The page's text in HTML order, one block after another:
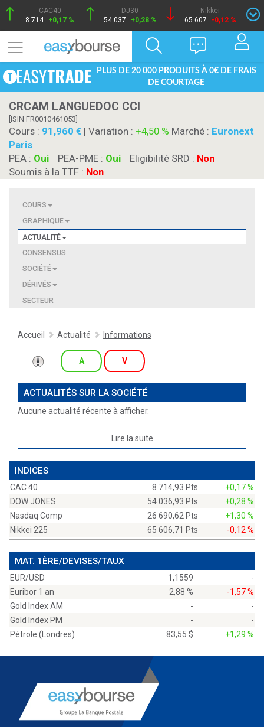
CAC40
8 714 +0,17 %
DJ30
54 037
+0,28 %
Nikkei
65 607
-0,12 %
PLUS DE 20 000 PRODUITS À 0€ DE FRAIS
DE COURTAGE
CRCAM LANGUEDOC CCI
[ISIN FR0010461053]
Cours : 91,960 | Variation : +4,50 % Marché : Euronext
Paris
PEA : Oui PEA-PME : Oui Eligibilité SRD : Non
Soumis à la TTF : Non
COURS
GRAPHIQUE
ACTUALITÉ
CONSENSUS
SOCIÉTÉ
DÉRIVÉS
SECTEUR
Accueil Actualité Informations
A V
ACTUALITÉS SUR LA SOCIÉTÉ
Aucune actualité récente à afficher.
Lire la suite
INDICES
CAC 40 8 714,93 Pts
+0,17 %
DOW JONES
54 036,93 Pts
+0,28 %
Nasdaq Comp
26 690,62 Pts
+1,30 %
Nikkei 225
65 606,71 Pts -0,12 %
MAT. 1ÈRE/DEVISES/TAUX
EUR/USD 1,1559
-
Euribor 1 an
2,88 %
-1,57 %
Gold Index AM
-
-
Gold Index PM
-
-
Pétrole (Londres)
83,55 $ +1,29 %